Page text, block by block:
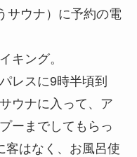
サウナ）に予約の電
キング。
レスに9時半頃到
ウナに入って、ア
ーまでしてもらっ
客はなく、お風呂使